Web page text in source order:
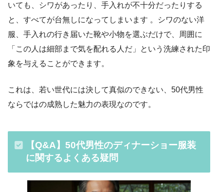
いても、シワがあったり、手入れが不十分だったりする
と、すべてが台無しになってしまいます 。シワのない洋
服、手入れの行き届いた靴や小物を選ぶだけで、周囲に
「この人は細部まで気を配れる人だ」という洗練された印
象を与えることができます。
これは、若い世代には決して真似のできない、50代男性
ならではの成熟した魅力の表現なのです。
【Q&A】50代男性のディナーショー服装
に関するよくある疑問